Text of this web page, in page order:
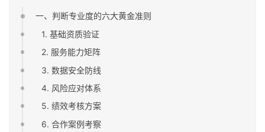
一、判断专业度的六大黄金准则
1. 基础资质验证
2. 服务能力矩阵
3. 数据安全防线
4. 风险应对体系
5. 绩效考核方案
6. 合作案例考察